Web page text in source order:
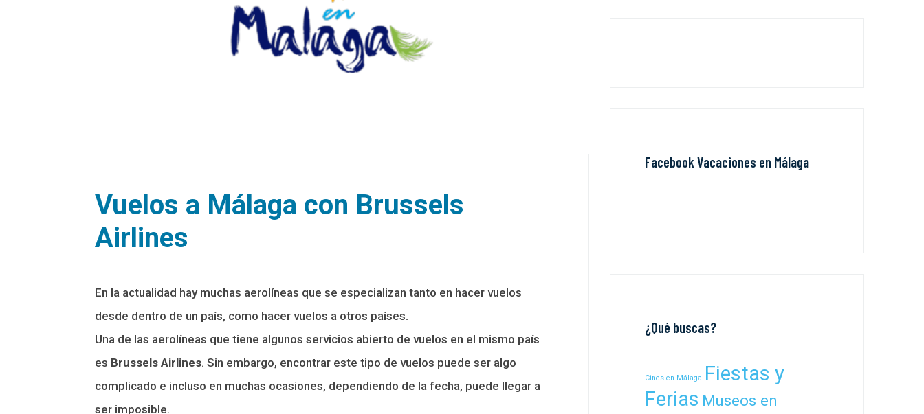
Vuelos a Málaga con Brussels
Airlines
En la actualidad hay muchas aerolíneas que se especializan tanto en hacer vuelos
desde dentro de un país, como hacer vuelos a otros países.
Una de las aerolíneas que tiene algunos servicios abierto de vuelos en el mismo país
es Brussels Airlines. Sin embargo, encontrar este tipo de vuelos puede ser algo
complicado e incluso en muchas ocasiones, dependiendo de la fecha, puede llegar a
ser imposible.
Facebook Vacaciones en Málaga
¿Qué buscas?
Cines en Málaga Fiestas y
Ferias Museos en